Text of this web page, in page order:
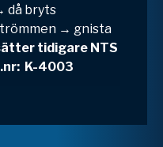
då bryts
→ gnista
tidigare NTS
K-4003